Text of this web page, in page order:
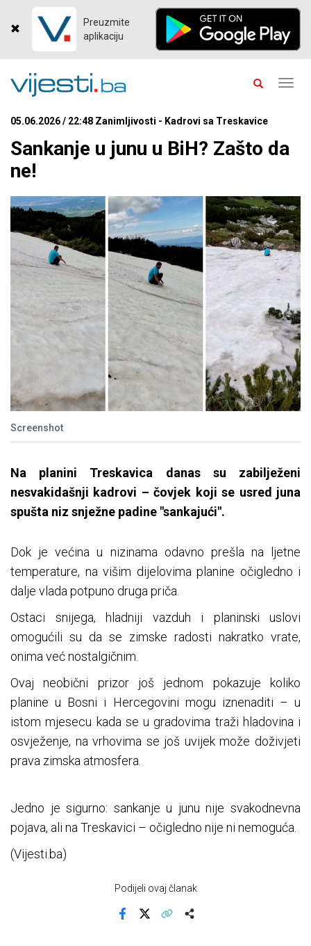
Preuzmite
aplikaciju
05.06.2026 / 22:48 Zanimljivosti - Kadrovi sa Treskavice
Sankanje u junu u BiH? Zašto da
ne!
Screenshot
Na planini Treskavica danas su zabilježeni
nesvakidašnji kadrovi – čovjek koji se usred juna
spušta niz snježne padine "sankajući".
Dok je većina u nizinama odavno prešla na ljetne
temperature, na višim dijelovima planine očigledno i
dalje vlada potpuno druga priča.
Ostaci snijega, hladniji vazduh i planinski uslovi
omogućili su da se zimske radosti nakratko vrate,
onima već nostalgičnim.
Ovaj neobični prizor još jednom pokazuje koliko
planine u Bosni i Hercegovini mogu iznenaditi – u
istom mjesecu kada se u gradovima traži hladovina i
osvježenje, na vrhovima se još uvijek može doživjeti
prava zimska atmosfera.
Jedno je sigurno: sankanje u junu nije svakodnevna
pojava, ali na Treskavici – očigledno nije ni nemoguća.
(Vijesti.ba)
Podijeli ovaj članak